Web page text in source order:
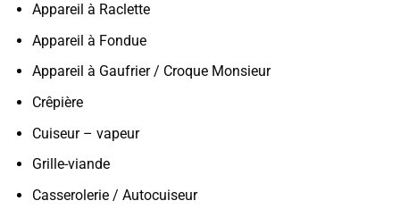
Appareil à Raclette
Appareil à Fondue
Appareil à Gaufrier / Croque Monsieur
Crêpière
Cuiseur – vapeur
Grille-viande
Casserolerie / Autocuiseur